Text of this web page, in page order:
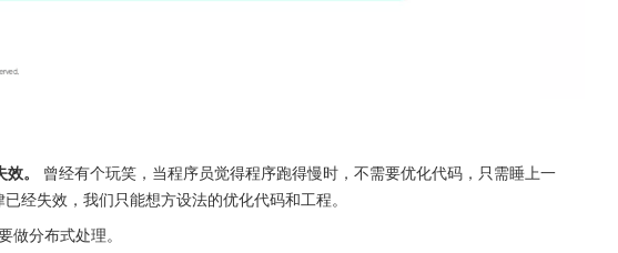
。
曾经有个玩笑，当程序员觉得程序跑得慢时，不需要优化代码，只需睡上一
经失效，我们只能想方设法的优化代码和工程。
做分布式处理。